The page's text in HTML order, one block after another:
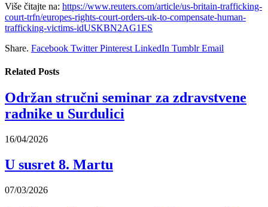
Više čitajte na: https://www.reuters.com/article/us-britain-trafficking-
court-trfn/europes-rights-court-orders-uk-to-compensate-human-
trafficking-victims-idUSKBN2AG1ES
Share. Facebook Twitter Pinterest LinkedIn Tumblr Email
Related Posts
Održan stručni seminar za zdravstvene
radnike u Surdulici
16/04/2026
U susret 8. Martu
07/03/2026